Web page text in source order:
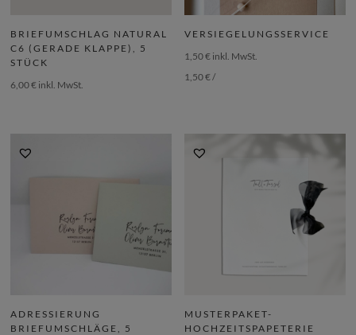
BRIEFUMSCHLAG NATURAL
C6 (GERADE KLAPPE), 5
STÜCK
6,00€ inkl. MwSt.
VERSIEGELUNGSSERVICE
1,50€ inkl. MwSt.
1,50€/
ADRESSIERUNG
BRIEFUMSCHLÄGE, 5
MUSTERPAKET-
HOCHZEITSPAPETERIE